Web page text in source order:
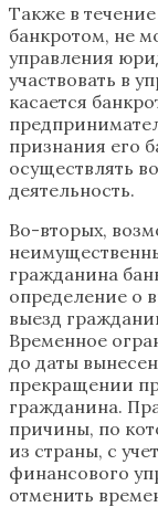
Также в
банкротом, не
управления
участвовать в
касается
признания его
осуществлять
деятельность.
Во-вторых,
гражданина
определение о
выезд
Временное
до даты
прекращении
гражданина.
причины, по
из страны, с
финансового
отменить